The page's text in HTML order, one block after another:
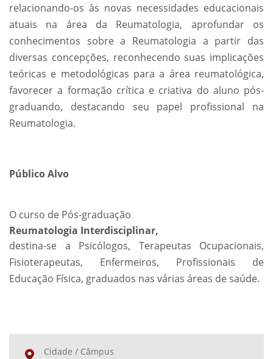
relacionando-os às novas necessidades educacionais
atuais na área da Reumatologia, aprofundar os
conhecimentos sobre a Reumatologia a partir das
diversas concepções, reconhecendo suas implicações
teóricas e metodológicas para a área reumatológica,
favorecer a formação crítica e criativa do aluno pós-
graduando, destacando seu papel profissional na
Reumatologia.
Público Alvo
O curso de Pós-graduação
Reumatologia Interdisciplinar,
destina-se a Psicólogos, Terapeutas Ocupacionais,
Fisioterapeutas, Enfermeiros, Profissionais de
Educação Física, graduados nas várias áreas de saúde.
Cidade / Câmpus